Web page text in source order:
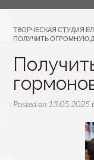
ТВОРЧЕСКАЯ СТУДИЯ
ПОЛУЧИТЬ ОГРОМНУЮ
Posted on 13.05.2025